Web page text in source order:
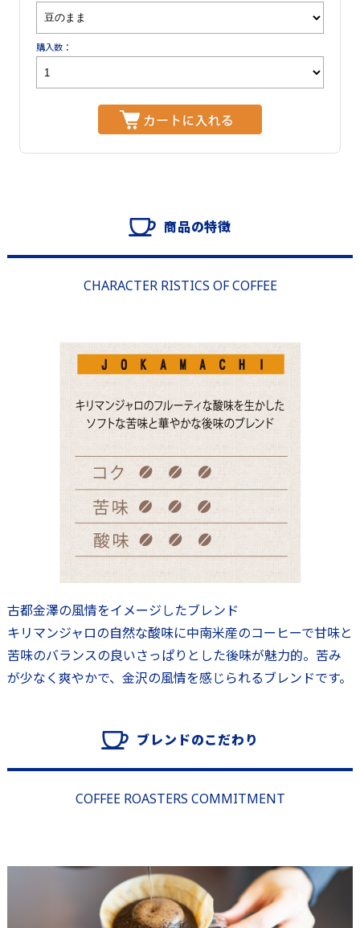
購入数：
商品の特徴
CHARACTER RISTICS OF COFFEE
古都金澤の風情をイメージしたブレンド
キリマンジャロの自然な酸味に中南米産のコーヒーで甘味と
苦味のバランスの良いさっぱりとした後味が魅力的。苦み
が少なく爽やかで、金沢の風情を感じられるブレンドです。
ブレンドのこだわり
COFFEE ROASTERS COMMITMENT